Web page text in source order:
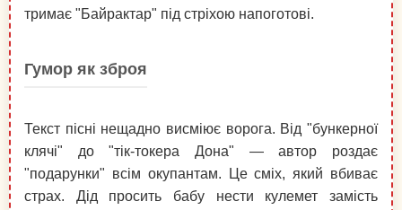
тримає "Байрактар" під стріхою напоготові.
Гумор як зброя
Текст пісні нещадно висміює ворога. Від "бункерної
клячі" до "тік-токера Дона" — автор роздає
"подарунки" всім окупантам. Це сміх, який вбиває
страх. Дід просить бабу нести кулемет замість